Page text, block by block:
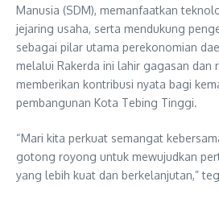
Manusia (SDM), memanfaatkan
jejaring usaha, serta mendukung
sebagai pilar utama perekonomian
melalui Rakerda ini lahir gagasan dan
memberikan kontribusi nyata bagi
pembangunan Kota Tebing Tinggi.
“Mari kita perkuat semangat
gotong royong untuk mewujudkan
yang lebih kuat dan berkelanjutan,”